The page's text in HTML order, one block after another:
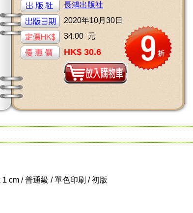
長鴻出版社
2020年10月30日
34.00 元
HK$ 30.6
cm / 普通級 / 單色印刷 / 初版